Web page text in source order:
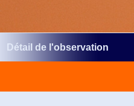
Détail de l'observation